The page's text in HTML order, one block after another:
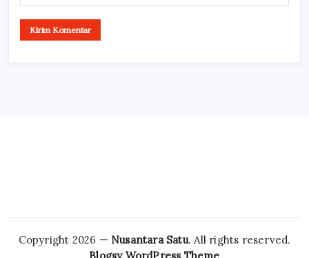
Copyright 2026 — Nusantara Satu. All rights reserved.